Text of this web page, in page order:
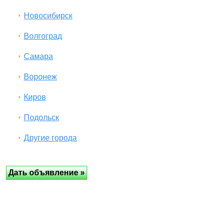
Новосибирск
Волгоград
Самара
Воронеж
Киров
Подольск
Другие города